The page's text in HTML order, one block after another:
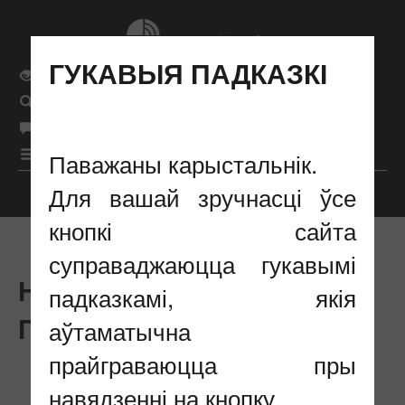
ГУКАВЫЯ ПАДКАЗКІ
Паважаны карыстальнік.
Для вашай зручнасці ўсе
кнопкі сайта
суправаджаюцца гукавымі
падказкамі, якія
аўтаматычна
прайграваюцца пры
навядзенні на кнопку.
Звычайная версія сайта
Меню
Налады адлюстравання
НАВIНЫ : #АНОНС
ПУБЛІКАЦЫЙ